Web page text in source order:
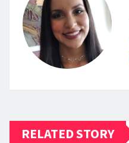
RELATED STORY